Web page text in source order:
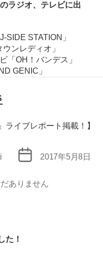
ラジオ、テレビに出
J-SIDE STATION 」
ウンレディオ 」
「 OH！バンデス 」
GENIC 」
ライブレポート掲載！】
投
日
2017年5月8日
ありません
た！